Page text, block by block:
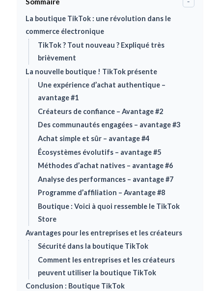
La boutique TikTok : une révolution dans le
commerce électronique
TikTok ? Tout nouveau ? Expliqué très
brièvement
La nouvelle boutique ! TikTok présente
Une expérience d’achat authentique –
avantage #1
Créateurs de confiance – Avantage #2
Des communautés engagées – avantage #3
Achat simple et sûr – avantage #4
Écosystèmes évolutifs – avantage #5
Méthodes d’achat natives – avantage #6
Analyse des performances – avantage #7
Programme d’affiliation – Avantage #8
Boutique : Voici à quoi ressemble le TikTok
Store
Avantages pour les entreprises et les créateurs
Sécurité dans la boutique TikTok
Comment les entreprises et les créateurs
peuvent utiliser la boutique TikTok
Conclusion : Boutique TikTok